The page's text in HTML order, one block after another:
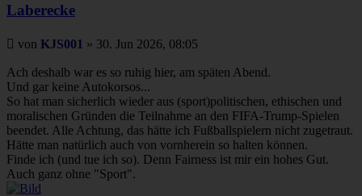
Laberecke
Beitrag
von KJS001 » 30. Jun 2026, 08:05
Ach deshalb war es so ruhig hier, am späten Abend.
Und gar keine Autokorsos...
So hat man sicherlich wieder aus (sport)politischen, ethischen und
moralischen Gründen die Teilnahme an den FIFA-Trump-Spielen
beendet. Alle Achtung, das hätte ich Fußballspielern nicht zugetraut.
Hätte man natürlich auch von vornherein so halten können.
Finde ich (und tue ich so). Denn Fairness ist mir ein hohes Gut.
Auch ganz ohne "Sport".